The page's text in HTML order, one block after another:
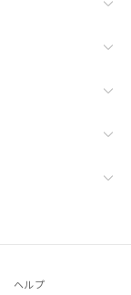
ヘルプ